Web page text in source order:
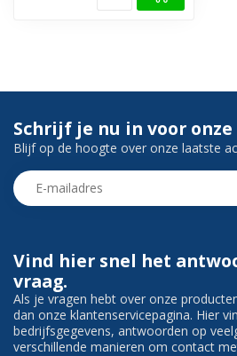
Vind hier snel het
vraag.
Als je vragen hebt over onze
dan onze klantenservicepagina. Hier
bedrijfsgegevens, antwoorden op
verschillende manieren om contact
Schrijf je nu in voor
Blijf op de hoogte over onze laatste